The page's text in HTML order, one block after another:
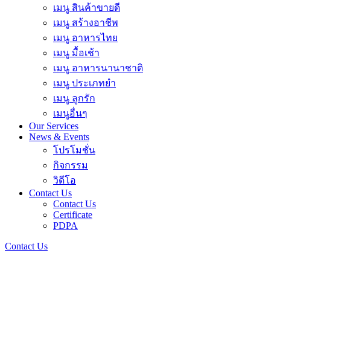
เมนู สินค้าขายดี
เมนู สร้างอาชีพ
เมนู อาหารไทย
เมนู มื้อเช้า
เมนู อาหารนานาชาติ
เมนู ประเภทยำ
เมนู ลูกรัก
เมนูอื่นๆ
Our Services
News & Events
โปรโมชั่น
กิจกรรม
วิดีโอ
Contact Us
Contact Us
Certificate
PDPA
Contact Us